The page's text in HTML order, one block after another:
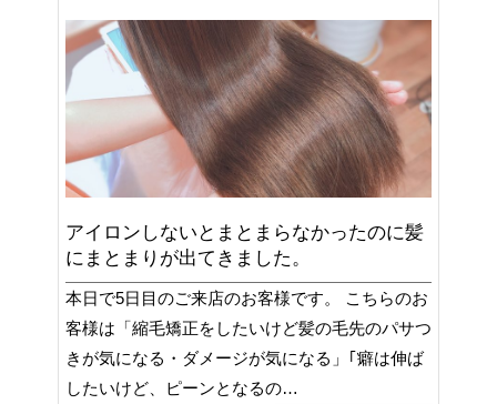
アイロンしないとまとまらなかったのに髪
にまとまりが出てきました。
本日で5日目のご来店のお客様です。 こちらのお
客様は「縮毛矯正をしたいけど髪の毛先のパサつ
きが気になる・ダメージが気になる」｢癖は伸ば
したいけど、ピーンとなるの…